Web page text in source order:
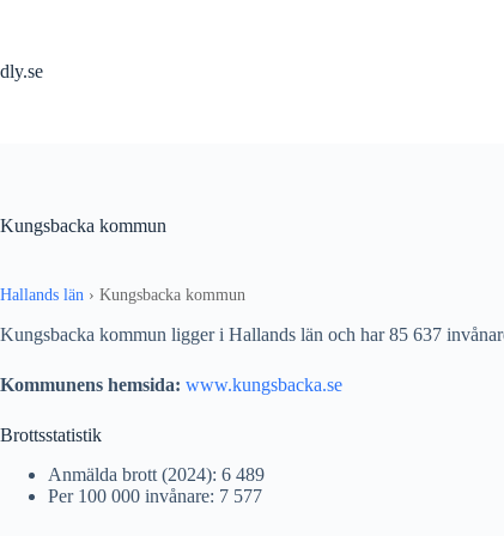
dly.se
Kungsbacka kommun
Hallands län › Kungsbacka kommun
Kungsbacka kommun ligger i Hallands län och har 85 637
Kommunens hemsida: www.kungsbacka.se
Brottsstatistik
Anmälda brott (2024): 6 489
Per 100 000 invånare: 7 577